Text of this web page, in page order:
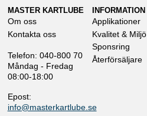
MASTER KARTLUBE
Om oss
Kontakta oss
Telefon: 040-800 70
Måndag - Fredag
08:00-18:00
Epost:
info@masterkartlube.se
INFORMATION
Applikationer
Kvalitet & Miljö
Sponsring
Återförsäljare